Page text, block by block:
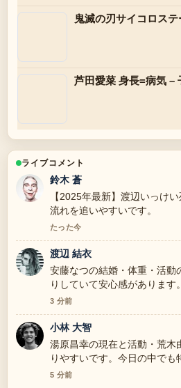
鬼滅の刃サイコロス
芦田愛菜 身長=病気 –
ライブコメント
鈴木 蒼
【2025年最新】渡辺いっけ
流れを追いやすいです。
たった今
渡辺 結衣
安藤なつの結婚・体重・活動
りしていて安心感があります。
3 分前
小林 大智
湯原昌幸の現在と活動・荒木
りやすいです。今日の中でも
5 分前